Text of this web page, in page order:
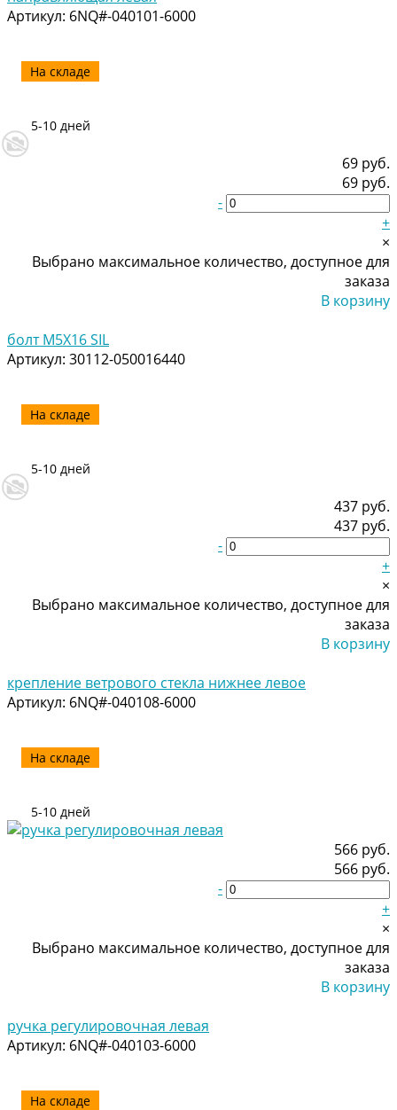
Артикул: 6NQ#-040101-6000
На складе
5-10 дней
566 руб.
566 руб.
-
+
×
Выбрано максимальное количество, доступное для
заказа
В корзину
ручка регулировочная левая
Артикул: 6NQ#-040103-6000
На складе
437 руб.
437 руб.
-
+
×
Выбрано максимальное количество, доступное для
заказа
В корзину
крепление ветрового стекла нижнее левое
Артикул: 6NQ#-040108-6000
На складе
5-10 дней
69 руб.
69 руб.
-
+
×
Выбрано максимальное количество, доступное для
заказа
В корзину
болт M5X16 SIL
Артикул: 30112-050016440
На складе
5-10 дней